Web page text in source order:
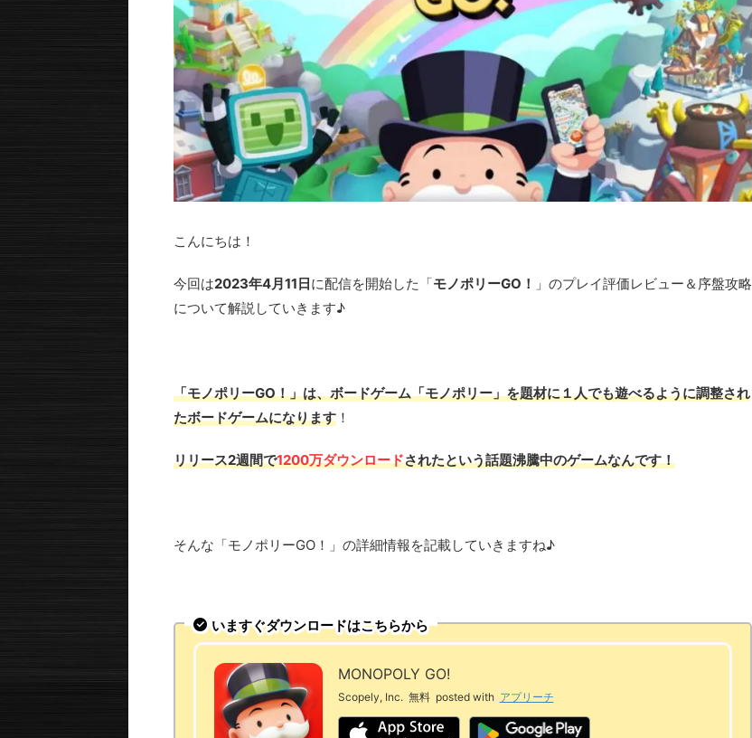
こんにちは！
今回は2023年4月11日 に配信を開始した「モノポリーGO！ 」のプレイ評価レビュー＆序盤攻略
について解説していきます♪
「モノポリーGO！」は、ボードゲーム「モノポリー」を題材に１人でも遊べるように調整され
たボードゲームになります ！
リリース2週間で1200万ダウンロードされたという話題沸騰中のゲームなんです！
そんな「モノポリーGO！」の詳細情報を記載していきますね♪
いますぐダウンロードはこちらから
MONOPOLY GO!
Scopely, Inc. 無料 posted with アプリーチ